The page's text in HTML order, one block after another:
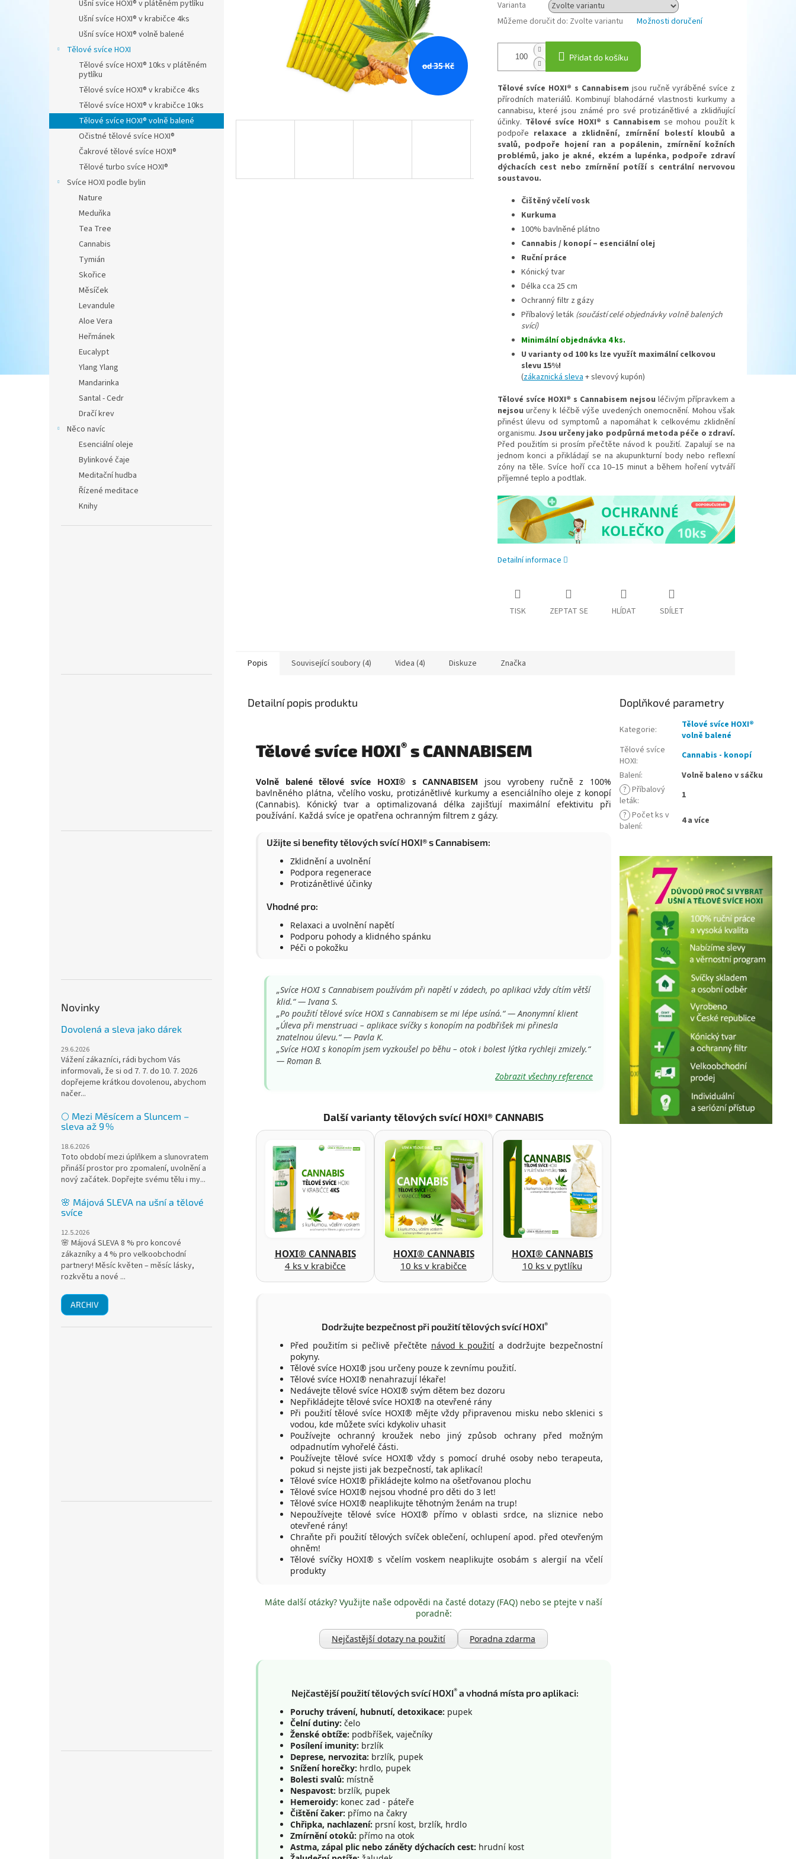
Ušní svíce HOXI® v plátěném pytlíku
Ušní svíce HOXI® v krabičce 4ks
Ušní svíce HOXI® volně balené
Tělové svíce HOXI
Tělové svíce HOXI® 10ks v plátěném
pytlíku
Tělové svíce HOXI® v krabičce 4ks
Tělové svíce HOXI® v krabičce 10ks
Tělové svíce HOXI® volně balené
Očistné tělové svíce HOXI®
Čakrové tělové svíce HOXI®
Tělové turbo svíce HOXI®
Svíce HOXI podle bylin
Nature
Meduňka
Tea Tree
Cannabis
Tymián
Skořice
Měsíček
Levandule
Aloe Vera
Heřmánek
Eucalypt
Ylang Ylang
Mandarinka
Santal - Cedr
Dračí krev
Něco navíc
Esenciální oleje
Bylinkové čaje
Meditační hudba
Řízené meditace
Knihy
Novinky
Dovolená a sleva jako dárek
29.6.2026
Vážení zákazníci, rádi bychom Vás
informovali, že si od 7. 7. do 10. 7. 2026
dopřejeme krátkou dovolenou, abychom
načer...
🌕 Mezi Měsícem a Sluncem –
sleva až 9 %
18.6.2026
Toto období mezi úplňkem a slunovratem
přináší prostor pro zpomalení, uvolnění a
nový začátek. Dopřejte svému tělu i my...
🌸 Májová SLEVA na ušní a tělové
svíce
12.5.2026
🌸 Májová SLEVA 8 % pro koncové
zákazníky a 4 % pro velkoobchodní
partnery! Měsíc květen – měsíc lásky,
rozkvětu a nové ...
ARCHIV
od 35 Kč
Varianta
Můžeme doručit do: Zvolte variantu Možnosti doručení
Přidat do košíku
Tělové svíce HOXI® s Cannabisem jsou ručně vyráběné svíce z
přírodních materiálů. Kombinují blahodárné vlastnosti kurkumy a
cannabisu, které jsou známé pro své protizánětlivé a zklidňující
účinky. Tělové svíce HOXI® s Cannabisem se mohou použít k
podpoře relaxace a zklidnění, zmírnění bolestí kloubů a
svalů, podpoře hojení ran a popálenin, zmírnění kožních
problémů, jako je akné, ekzém a lupénka, podpoře zdraví
dýchacích cest nebo zmírnění potíží s centrální nervovou
soustavou.
Čištěný včelí vosk
Kurkuma
100% bavlněné plátno
Cannabis / konopí – esenciální olej
Ruční práce
Kónický tvar
Délka cca 25 cm
Ochranný filtr z gázy
Příbalový leták (součástí celé objednávky volně balených
svící)
Minimální objednávka 4 ks.
U varianty od 100 ks lze využít maximální celkovou
slevu 15%!
(zákaznická sleva+ slevový kupón)
Tělové svíce HOXI® s Cannabisem nejsou léčivým přípravkem a
nejsou určeny k léčbě výše uvedených onemocnění. Mohou však
přinést úlevu od symptomů a napomáhat k celkovému zklidnění
organismu. Jsou určeny jako podpůrná metoda péče o zdraví.
Před použitím si prosím přečtěte návod k použití. Zapalují se na
jednom konci a přikládají se na akupunkturní body nebo reflexní
zóny na těle. Svíce hoří cca 10–15 minut a během hoření vytváří
příjemné teplo a podtlak.
Detailní informace
TISK ZEPTAT SE HLÍDAT SDÍLET
Popis Související soubory (4) Videa (4) Diskuze Značka
Detailní popis produktu
Tělové svíce HOXI® s CANNABISEM
Volně balené tělové svíce HOXI® s CANNABISEM jsou vyrobeny ručně z 100%
bavlněného plátna, včelího vosku, protizánětlivé kurkumy a esenciálního oleje z konopí
(Cannabis). Kónický tvar a optimalizovaná délka zajišťují maximální efektivitu při
používání. Každá svíce je opatřena ochranným filtrem z gázy.
Užijte si benefity tělových svící HOXI® s Cannabisem:
Zklidnění a uvolnění
Podpora regenerace
Protizánětlivé účinky
Vhodné pro:
Relaxaci a uvolnění napětí
Podporu pohody a klidného spánku
Péči o pokožku
„Svíce HOXI s Cannabisem používám při napětí v zádech, po aplikaci vždy cítím větší
klid.“ — Ivana S.
„Po použití tělové svíce HOXI s Cannabisem se mi lépe usíná.“ — Anonymní klient
„Úleva při menstruaci – aplikace svíčky s konopím na podbřišek mi přinesla
znatelnou úlevu.“ — Pavla K.
„Svíce HOXI s konopím jsem vyzkoušel po běhu – otok i bolest lýtka rychleji zmizely.“
— Roman B.
Zobrazit všechny reference
Další varianty tělových svící HOXI® CANNABIS
HOXI® CANNABIS
4 ks v krabičce
HOXI® CANNABIS
10 ks v krabičce
HOXI® CANNABIS
10 ks v pytlíku
Dodržujte bezpečnost při použití tělových svící HOXI®
Před použitím si pečlivě přečtěte návod k použitía dodržujte bezpečnostní
pokyny.
Tělové svíce HOXI® jsou určeny pouze k zevnímu použití.
Tělové svíce HOXI® nenahrazují lékaře!
Nedávejte tělové svíce HOXI® svým dětem bez dozoru
Nepřikládejte tělové svíce HOXI® na otevřené rány
Při použití tělové svíce HOXI® mějte vždy připravenou misku nebo sklenici s
vodou, kde můžete svíci kdykoliv uhasit
Používejte ochranný kroužek nebo jiný způsob ochrany před možným
odpadnutím vyhořelé části.
Používejte tělové svíce HOXI® vždy s pomocí druhé osoby nebo terapeuta,
pokud si nejste jisti jak bezpečností, tak aplikací!
Tělové svíce HOXI® přikládejte kolmo na ošetřovanou plochu
Tělové svíce HOXI® nejsou vhodné pro děti do 3 let!
Tělové svíce HOXI® neaplikujte těhotným ženám na trup!
Nepoužívejte tělové svíce HOXI® přímo v oblasti srdce, na sliznice nebo
otevřené rány!
Chraňte při použití tělových svíček oblečení, ochlupení apod. před otevřeným
ohněm!
Tělové svíčky HOXI® s včelím voskem neaplikujte osobám s alergií na včelí
produkty
Máte další otázky? Využijte naše odpovědi na časté dotazy (FAQ) nebo se ptejte v naší
poradně:
Nejčastější dotazy na použití Poradna zdarma
Nejčastější použití tělových svící HOXI®a vhodná místa pro aplikaci:
Poruchy trávení, hubnutí, detoxikace: pupek
Čelní dutiny: čelo
Ženské obtíže: podbříšek, vaječníky
Posílení imunity: brzlík
Deprese, nervozita: brzlík, pupek
Snížení horečky: hrdlo, pupek
Bolesti svalů: místně
Nespavost: brzlík, pupek
Hemeroidy: konec zad - páteře
Čištění čaker: přímo na čakry
Chřipka, nachlazení: prsní kost, brzlík, hrdlo
Zmírnění otoků: přímo na otok
Astma, zápal plic nebo záněty dýchacích cest: hrudní kost
Doplňkové parametry
Kategorie:
Tělové svíce HOXI®
volně balené
Tělové svíce
HOXI:
Cannabis - konopí
Balení:
Volně baleno v sáčku
? Příbalový
leták:
1
? Počet ks v
balení: 4 a více